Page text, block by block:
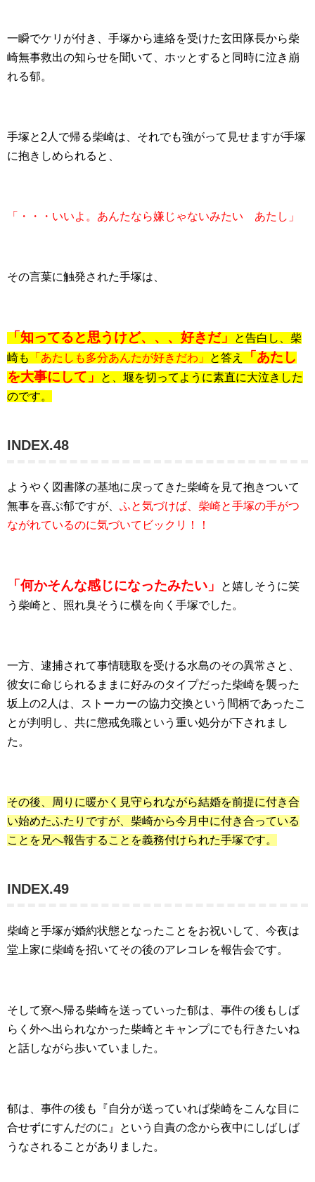
一瞬でケリが付き、手塚から連絡を受けた玄田隊長から柴
崎無事救出の知らせを聞いて、ホッとすると同時に泣き崩
れる郁。
手塚と2人で帰る柴崎は、それでも強がって見せますが手塚
に抱きしめられると、
「・・・いいよ。あんたなら嫌じゃないみたい あたし」
その言葉に触発された手塚は、
「知ってると思うけど、、、好きだ」と告白し、柴
崎も
「あたしも多分あんたが好きだわ」 と答え 「あたし
を大事にして」と、堰を切ってように素直に大泣きした
のです。
INDEX.48
ようやく図書隊の基地に戻ってきた柴崎を見て抱きついて
無事を喜ぶ郁ですが、 ふと気づけば、柴崎と手塚の手がつ
ながれているのに気づいてビックリ！！
「何かそんな感じになったみたい」
と嬉しそうに笑
う柴崎と、照れ臭そうに横を向く手塚でした。
一方、逮捕されて事情聴取を受ける水島のその異常さと、
彼女に命じられるままに好みのタイプだった柴崎を襲った
坂上の2人は、ストーカーの協力交換という間柄であったこ
とが判明し、共に懲戒免職という重い処分が下されまし
た。
その後、周りに暖かく見守られながら結婚を前提に付き合
い始めたふたりですが、柴崎から今月中に付き合っている
ことを兄へ報告することを義務付けられた手塚です。
INDEX.49
柴崎と手塚が婚約状態となったことをお祝いして、今夜は
堂上家に柴崎を招いてその後のアレコレを報告会です。
そして寮へ帰る柴崎を送っていった郁は、事件の後もしば
らく外へ出られなかった柴崎とキャンプにでも行きたいね
と話しながら歩いていました。
郁は、事件の後も『自分が送っていれば柴崎をこんな目に
合せずにすんだのに』という自責の念から夜中にしばしば
うなされることがありました。